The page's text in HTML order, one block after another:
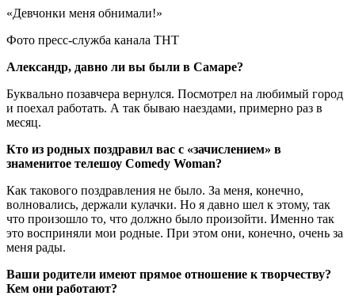
«Девчонки меня обнимали!»
Фото пресс-служба канала ТНТ
Александр, давно ли вы были в Самаре?
Буквально позавчера вернулся. Посмотрел на любимый город
и поехал работать. А так бываю наездами, примерно раз в
месяц.
Кто из родных поздравил вас с «зачислением» в
знаменитое телешоу Comedy Woman?
Как такового поздравления не было. За меня, конечно,
волновались, держали кулачки. Но я давно шел к этому, так
что произошло то, что должно было произойти. Именно так
это восприняли мои родные. При этом они, конечно, очень за
меня рады.
Ваши родители имеют прямое отношение к творчеству?
Кем они работают?